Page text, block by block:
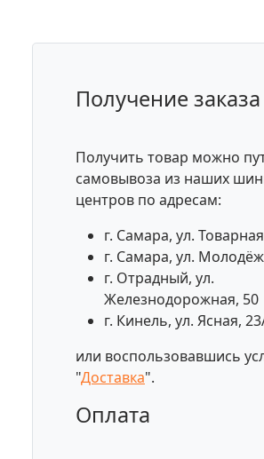
Получение заказа
Получить товар можно
самовывоза из наших
центров по адресам:
г. Самара, ул.
г. Самара, ул.
г. Отрадный, ул.
Железнодорожная, 50
г. Кинель, ул. Ясная,
или воспользовавшись
"Доставка".
Оплата